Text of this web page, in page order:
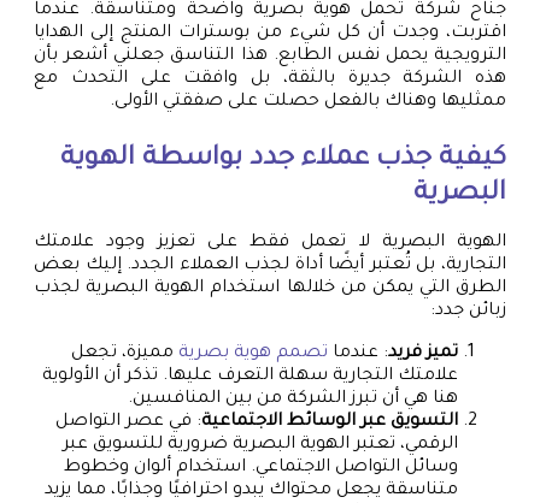
جناح شركة تحمل هوية بصرية واضحة ومتناسقة. عندما
اقتربت، وجدت أن كل شيء من بوسترات المنتج إلى الهدايا
الترويجية يحمل نفس الطابع. هذا التناسق جعلني أشعر بأن
هذه الشركة جديرة بالثقة، بل وافقت على التحدث مع
ممثليها وهناك بالفعل حصلت على صفقتي الأولى.
كيفية جذب عملاء جدد بواسطة الهوية
البصرية
الهوية البصرية لا تعمل فقط على تعزيز وجود علامتك
التجارية، بل تُعتبر أيضًا أداة لجذب العملاء الجدد. إليك بعض
الطرق التي يمكن من خلالها استخدام الهوية البصرية لجذب
زبائن جدد:
تميز فريد: عندما تصمم هوية بصرية مميزة، تجعل
علامتك التجارية سهلة التعرف عليها. تذكر أن الأولوية
هنا هي أن تبرز الشركة من بين المنافسين.
التسويق عبر الوسائط الاجتماعية: في عصر التواصل
الرقمي، تعتبر الهوية البصرية ضرورية للتسويق عبر
وسائل التواصل الاجتماعي. استخدام ألوان وخطوط
متناسقة يجعل محتواك يبدو احترافيًا وجذابًا، مما يزيد